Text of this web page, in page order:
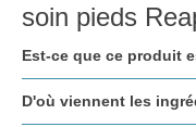
soin pieds
Est-ce que ce produit
D'où viennent les